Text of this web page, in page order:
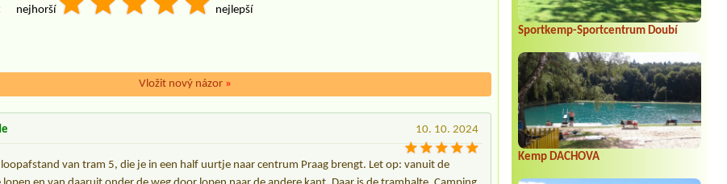
Sportkemp-Sportcentrum Doubí
Kemp DACHOVA
nejhorší nejlepší
Vložit nový názor »
10. 10. 2024
van tram 5, die je in een half uurtje naar centrum Praag brengt. Let op: vanuit de